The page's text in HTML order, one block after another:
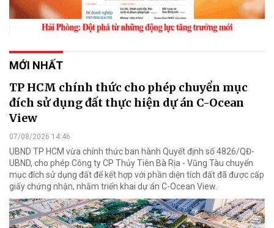
MỚI NHẤT
TP HCM chính thức cho phép chuyển mục
đích sử dụng đất thực hiện dự án C-Ocean
View
07/08/2026 14:46
UBND TP HCM vừa chính thức ban hành Quyết định số 4826/QĐ-
UBND, cho phép Công ty CP Thủy Tiên Bà Rịa - Vũng Tàu chuyển
mục đích sử dụng đất để kết hợp với phần diện tích đất đã được cấp
giấy chứng nhận, nhằm triển khai dự án C-Ocean View.